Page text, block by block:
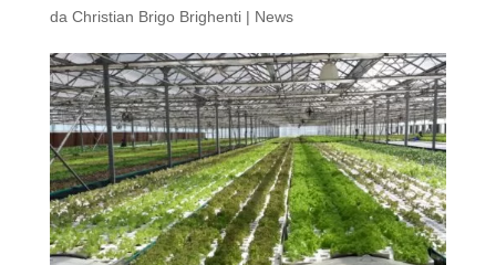
da Christian Brigo Brighenti| News